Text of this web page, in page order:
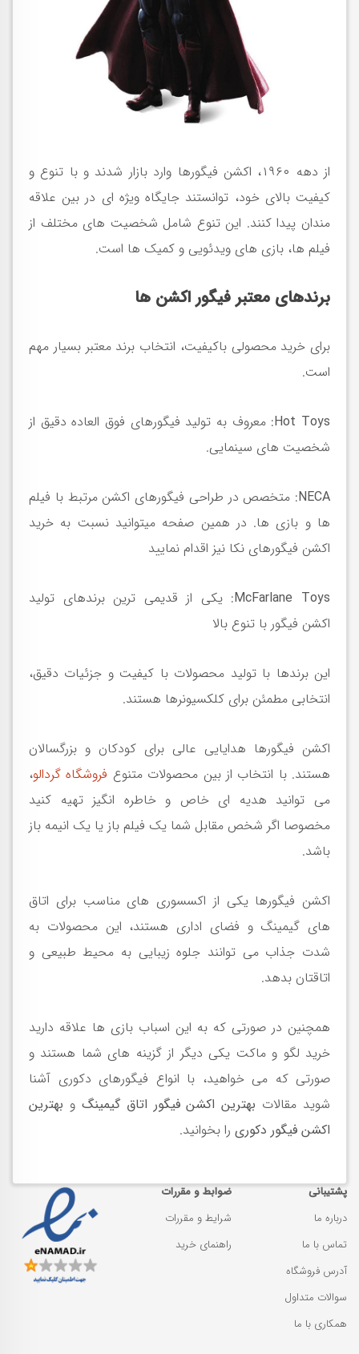
از دهه ۱۹۶۰، اکشن فیگورها وارد بازار شدند و با تنوع و
کیفیت بالای خود، توانستند جایگاه ویژه ای در بین علاقه
مندان پیدا کنند. این تنوع شامل شخصیت های مختلف از
فیلم ها، بازی های ویدئویی و کمیک ها است.
برندهای معتبر فیگور اکشن ها
برای خرید محصولی باکیفیت، انتخاب برند معتبر بسیار مهم
است.
Hot Toys
:معروف به تولید فیگورهای فوق العاده دقیق از
شخصیت های سینمایی.
NECA
: متخصص در طراحی فیگورهای اکشن مرتبط با فیلم
ها و بازی ها. در همین صفحه میتوانید نسبت به خرید
اکشن فیگورهای نکا نیز اقدام نمایید
McFarlane Toys
:یکی از قدیمی ترین برندهای تولید
اکشن فیگور با تنوع بالا
این برندها با تولید محصولات با کیفیت و جزئیات دقیق،
انتخابی مطمئن برای کلکسیونرها هستند.
اکشن فیگورها هدایایی عالی برای کودکان و بزرگسالان
هستند. با انتخاب از بین محصولات متنوع فروشگاه گردالو،
می توانید هدیه ای خاص و خاطره انگیز تهیه کنید
مخصوصا اگر شخص مقابل شما یک فیلم باز یا یک انیمه باز
باشد.
اکشن فیگورها یکی از اکسسوری های مناسب برای اتاق
های گیمینگ و فضای اداری هستند، این محصولات به
شدت جذاب می توانند جلوه زیبایی به محیط طبیعی و
اتاقتان بدهد.
همچنین در صورتی که به این اسباب بازی ها علاقه دارید
خرید لگو و ماکت یکی دیگر از گزینه های شما هستند و
صورتی که می خواهید، با انواع فیگورهای دکوری آشنا
شوید مقالات بهترین اکشن فیگور اتاق گیمینگ و بهترین
اکشن فیگور دکوری را بخوانید.
پشتیبانی
درباره ما
تماس با ما
آدرس فروشگاه
سوالات متداول
همکاری با ما
ضوابط و مقررات
شرایط و مقررات
راهنمای خرید